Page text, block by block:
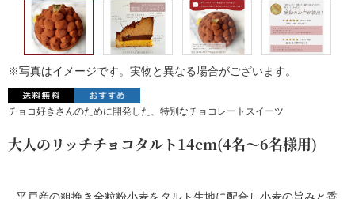
※写真はイメージです。実物と異なる場合がございます。
チョコ好きさんのために開発した、特別なチョコレートスイーツ
大人のリッチチョコタルト14cm(4名～6名様用)
平戸産の粗挽き全粒粉小麦をタルト生地に配合し小麦の旨みと香